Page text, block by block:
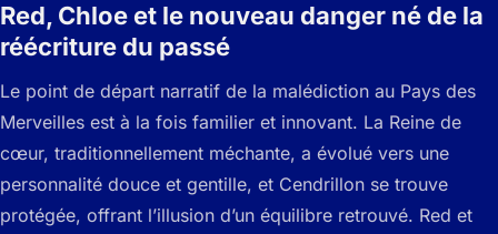
Red, Chloe et le nouveau danger né de la
réécriture du passé
Le point de départ narratif de la malédiction au Pays des
Merveilles est à la fois familier et innovant. La Reine de
cœur, traditionnellement méchante, a évolué vers une
personnalité douce et gentille, et Cendrillon se trouve
protégée, offrant l’illusion d’un équilibre retrouvé. Red et